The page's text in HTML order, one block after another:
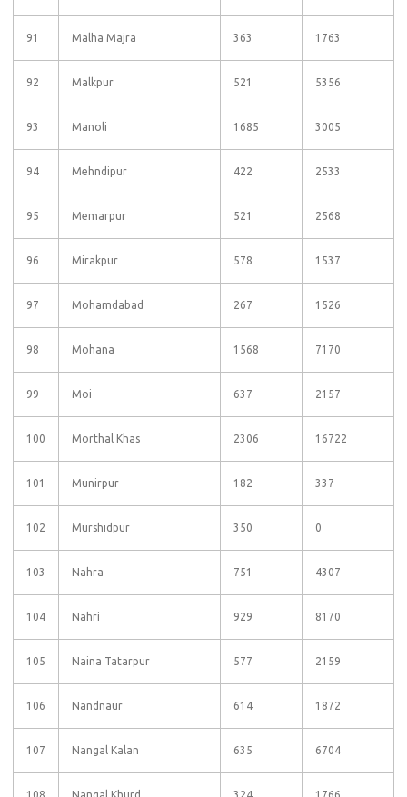
91 Malha Majra 363 1763
92 Malkpur 521 5356
93 Manoli 1685 3005
94 Mehndipur 422 2533
95 Memarpur 521 2568
96 Mirakpur 578 1537
97 Mohamdabad 267 1526
98 Mohana 1568 7170
99 Moi 637 2157
100 Morthal Khas 2306 16722
101 Munirpur 182 337
102 Murshidpur 350 0
103 Nahra 751 4307
104 Nahri 929 8170
105 Naina Tatarpur 577 2159
106 Nandnaur 614 1872
107 Nangal Kalan 635 6704